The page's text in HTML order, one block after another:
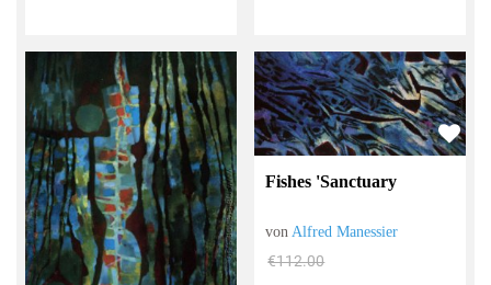
Fishes 'Sanctuary
vonAlfred Manessier
€112.00